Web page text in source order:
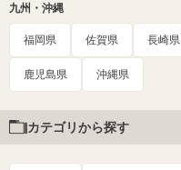
九州・沖縄
福岡県 佐賀県 長崎県
鹿児島県 沖縄県
カテゴリから探す